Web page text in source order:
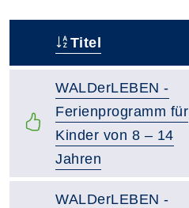
Titel
WALDerLEBEN -
Ferienprogramm für
Kinder von 8 – 14
Jahren
WALDerLEBEN -